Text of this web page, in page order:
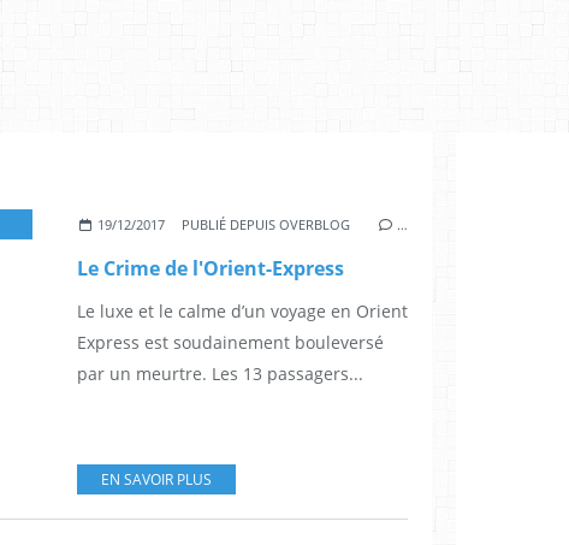
MICHELLE PFEIFFER JOHNNY DEPP,PENÉLOPE CRUZ, WILLEM DAFOE
19/12/2017 PUBLIÉ DEPUIS OVERBLOG …
Le Crime de l'Orient-Express
Le luxe et le calme d’un voyage en Orient
Express est soudainement bouleversé
par un meurtre. Les 13 passagers...
EN SAVOIR PLUS